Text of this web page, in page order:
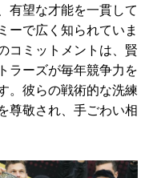
有望な才能を一貫して
ーで広く知られていま
コミットメントは、賢
ラーズが毎年競争力を
。彼らの戦術的な洗練
尊敬され、手ごわい相